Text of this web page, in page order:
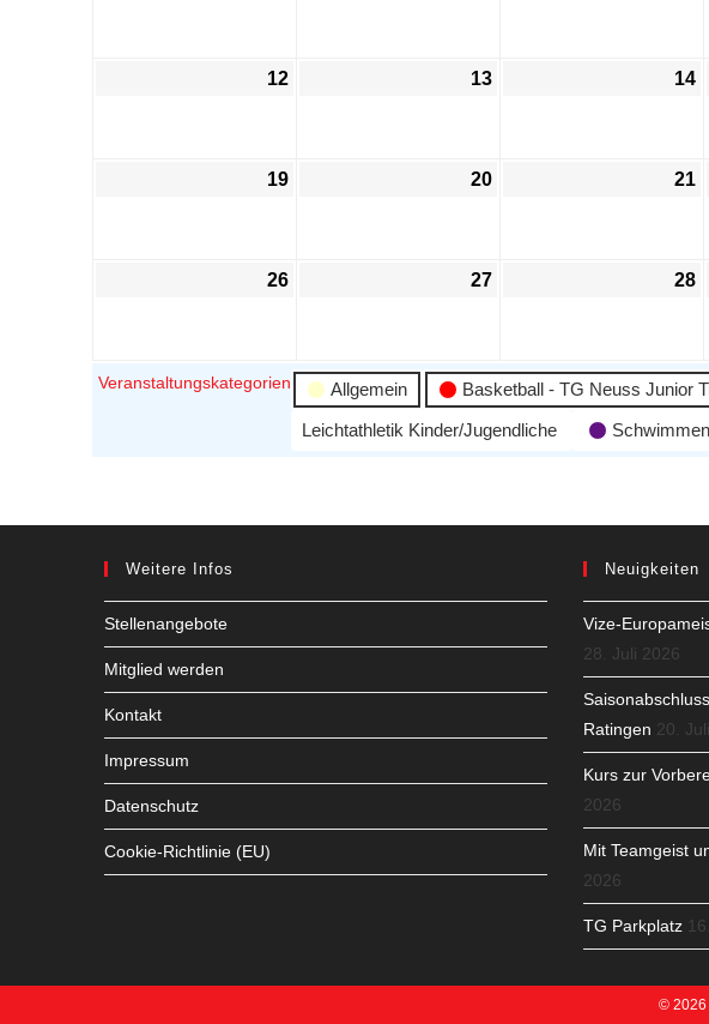
12 13 14
19 20 21
26 27 28
Veranstaltungskategorien Allgemein Basketball - TG Neuss Junior
Leichtathletik Kinder/Jugendliche
Schwimmen
Weitere Infos
Stellenangebote
Mitglied werden
Kontakt
Impressum
Datenschutz
Cookie-Richtlinie (EU)
Neuigkeiten
Vize-
28. Juli 2026
Ratingen 20.
Kurs zur
2026
Mit Teamgeist
2026
TG Parkplatz
© 2026